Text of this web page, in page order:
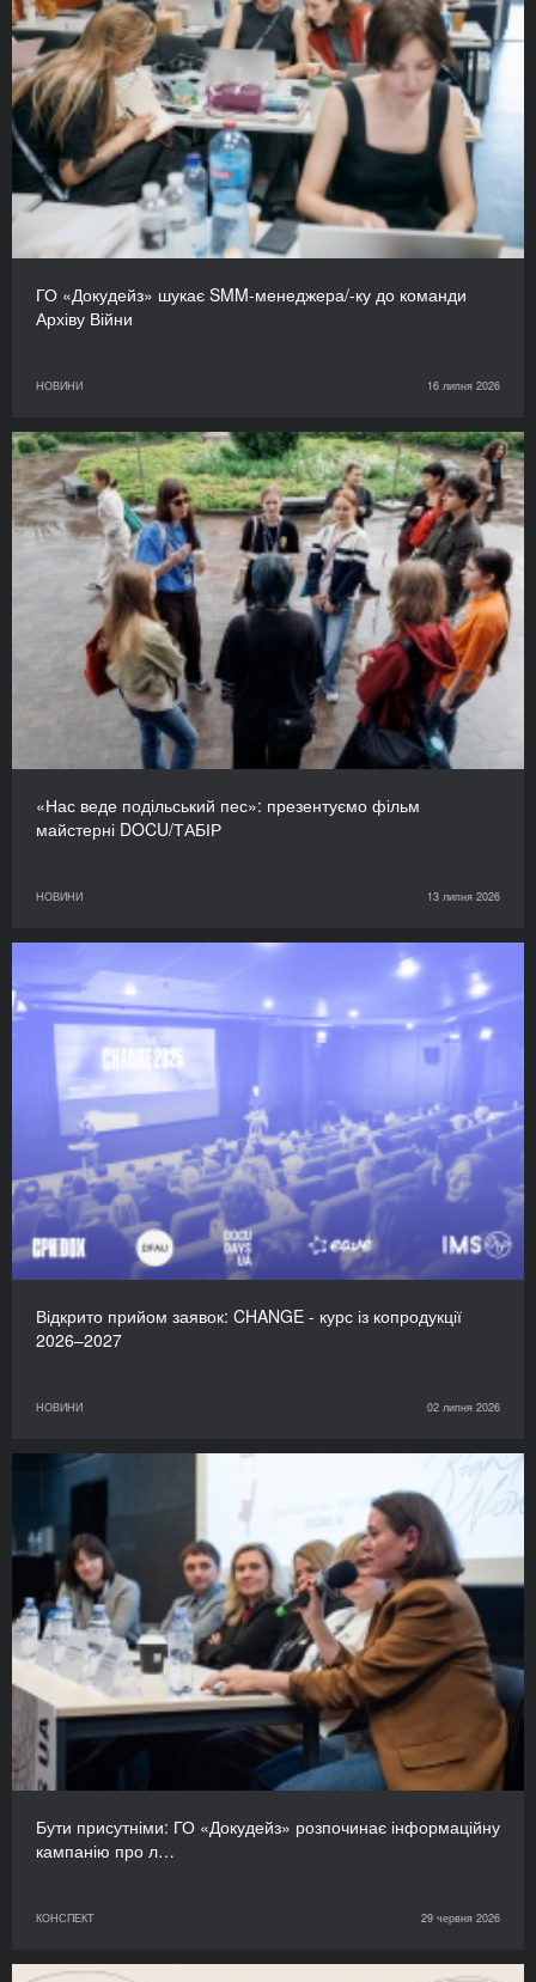
ГО «Докудейз» шукає SMM-менеджера/-ку до команди
Архіву Війни
НОВИНИ 16 липня 2026
«Нас веде подільський пес»: презентуємо фільм
майстерні DOCU/ТАБІР
НОВИНИ 13 липня 2026
Відкрито прийом заявок: CHANGE - курс із копродукції
2026–2027
НОВИНИ 02 липня 2026
Бути присутніми: ГО «Докудейз» розпочинає інформаційну
кампанію про л…
КОНСПЕКТ 29 червня 2026